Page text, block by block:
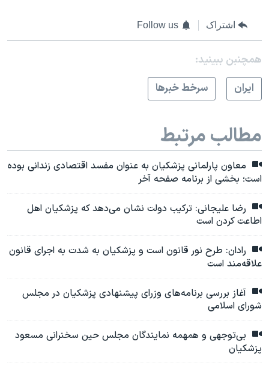
اشتراک Follow us
همچنبن ببینید:
ايران
سرخط خبرها
مطالب مرتبط
معاون پارلمانی پزشکیان به عنوان مفسد اقتصادی زندانی بوده
است؛ بخشی از برنامه صفحه آخر
رضا علیجانی: ترکیب دولت نشان می‌دهد که پزشکیان اهل
اطاعت کردن است
رادان: طرح نور قانون است و پزشکیان به شدت به اجرای قانون
علاقه‌مند است
آغاز بررسی برنامه‌های وزرای پیشنهادی پزشکیان در مجلس
شورای اسلامی
بی‌توجهی و همهمه نمایندگان مجلس حین سخنرانی مسعود
پزشکیان